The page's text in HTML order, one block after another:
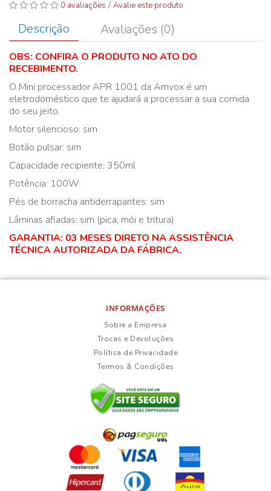
0 avaliações /Avalie este produto
Descrição Avaliações (0)
OBS: CONFIRA O PRODUTO NO ATO DO
RECEBIMENTO.
O Mini processador APR 1001 da Amvox é um
eletrodoméstico que te ajudará a processar a sua comida
do seu jeito.
Motor silencioso: sim
Botão pulsar: sim
Capacidade recipiente: 350ml
Potência: 100W
Pés de borracha antiderrapantes: sim
Lâminas afiadas: sim (pica, mói e tritura)
GARANTIA: 03 MESES DIRETO NA ASSISTÊNCIA
TÉCNICA AUTORIZADA DA FÁBRICA.
INFORMAÇÕES
Sobre a Empresa
Trocas e Devoluções
Política de Privacidade
Termos & Condições